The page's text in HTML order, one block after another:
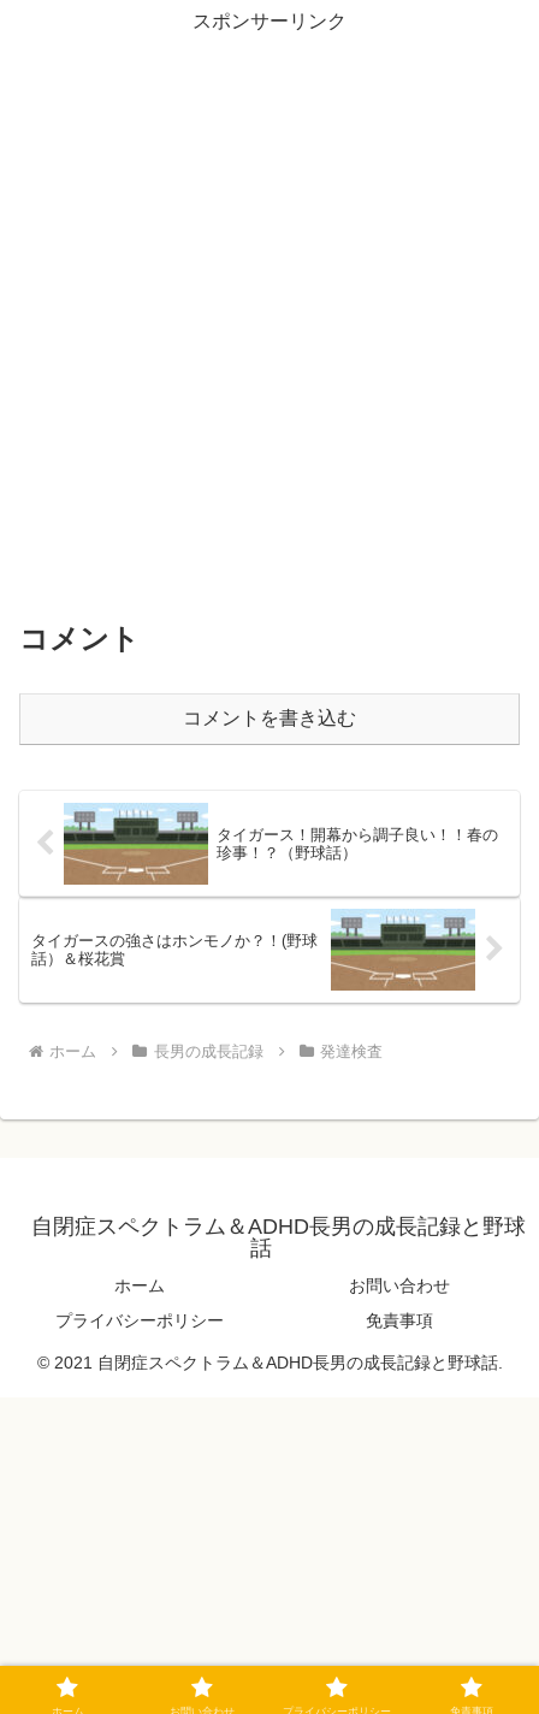
スポンサーリンク
コメント
コメントを書き込む
タイガース！開幕から調子良い！！春の
珍事！？（野球話）
タイガースの強さはホンモノか？！(野球
話）＆桜花賞
ホーム 長男の成長記録 発達検査
自閉症スペクトラム＆ADHD長男の成長記録と野球
話
ホーム
お問い合わせ
プライバシーポリシー
免責事項
© 2021 自閉症スペクトラム＆ADHD長男の成長記録と野球話.
ホーム お問い合わせ プライバシーポリシー 免責事項